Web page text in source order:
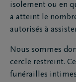
isolement ou en
a atteint le
autorisés à
Nous sommes
cercle restreint.
funérailles